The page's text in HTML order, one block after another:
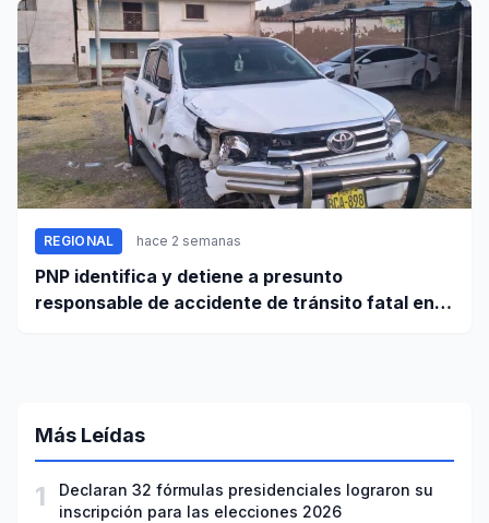
REGIONAL hace 2 semanas
PNP identifica y detiene a presunto
responsable de accidente de tránsito fatal en
Más Leídas
1
Declaran 32 fórmulas presidenciales lograron su
inscripción para las elecciones 2026